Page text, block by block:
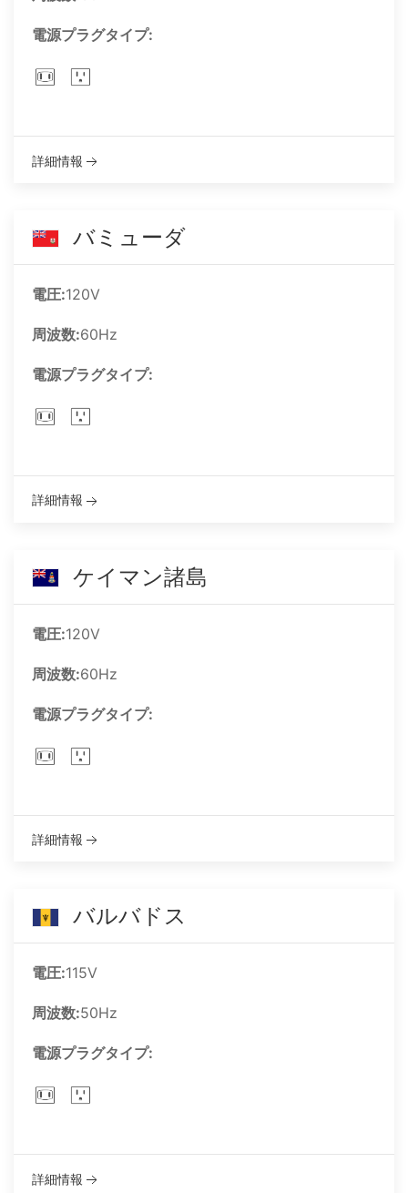
電源プラグタイプ:
詳細情報
バミューダ
電圧:120V
周波数:60Hz
電源プラグタイプ:
詳細情報
ケイマン諸島
電圧:120V
周波数:60Hz
電源プラグタイプ:
詳細情報
バルバドス
電圧:115V
周波数:50Hz
電源プラグタイプ:
詳細情報